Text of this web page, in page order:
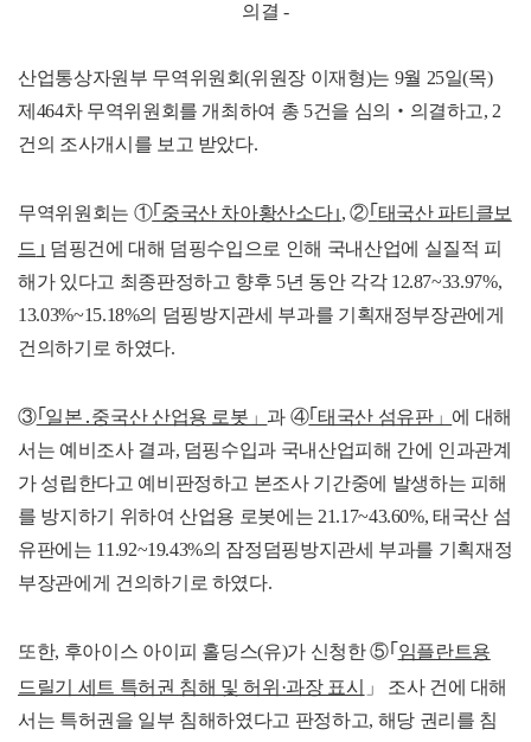
의결 -
산업통상자원부 무역위원회(위원장 이재형)는 9월 25일(목)
제464차 무역위원회를 개최하여 총 5건을 심의‧의결하고, 2
건의 조사개시를 보고 받았다.
무역위원회는 ①｢ 중국산 차아황산소다｣, ②｢ 태국산 파티클보
드 ｣ 덤핑건에 대해 덤핑수입으로 인해 국내산업에 실질적 피
해가 있다고 최종판정하고 향후 5년 동안 각각 12.87~33.97%,
13.03%~15.18%의 덤핑방지관세 부과를 기획재정부장관에게
건의하기로 하였다.
③｢일본․중국산 산업용 로봇」 과 ④｢태국산 섬유판」 에 대해
서는 예비조사 결과, 덤핑수입과 국내산업피해 간에 인과관계
가 성립한다고 예비판정하고 본조사 기간중에 발생하는 피해
를 방지하기 위하여 산업용 로봇에는 21.17~43.60%, 태국산 섬
유판에는 11.92~19.43%의 잠정덤핑방지관세 부과를 기획재정
부장관에게 건의하기로 하였다.
또한, 후아이스 아이피 홀딩스(유)가 신청한 ⑤｢ 임플란트용
드릴기 세트 특허권 침해 및 허위·과장 표시
」 조사 건에 대해
서는 특허권을 일부 침해하였다고 판정하고, 해당 권리를 침